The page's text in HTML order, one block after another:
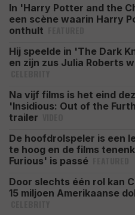
In 'Harry Potter and the
een scène waarin Harry
onthult
Hij speelde in 'The Dark
en zijn zus Julia Roberts
Na vijf films is het eind
'Insidious: Out of the
trailer
De hoofdrolspeler is een
te hoog en de films
Furious' is passé
Door slechts één rol kan
15 miljoen Amerikaanse